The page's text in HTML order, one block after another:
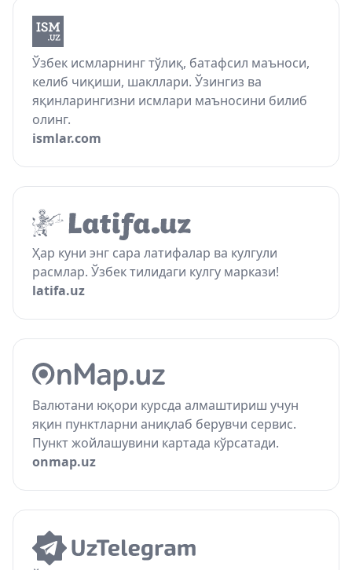
Ўзбек исмларнинг тўлиқ, батафсил маъноси,
келиб чиқиши, шакллари. Ўзингиз ва
яқинларингизни исмлари маъносини билиб
олинг.
ismlar.com
Ҳар куни энг сара латифалар ва кулгули
расмлар. Ўзбек тилидаги кулгу маркази!
latifa.uz
Валютани юқори курсда алмаштириш учун
яқин пунктларни аниқлаб берувчи сервис.
Пункт жойлашувини картада кўрсатади.
onmap.uz